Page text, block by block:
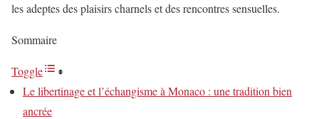
les adeptes des plaisirs charnels et des rencontres sensuelles.
Sommaire
Toggle
Le libertinage et l’échangisme à Monaco : une tradition bien
ancrée